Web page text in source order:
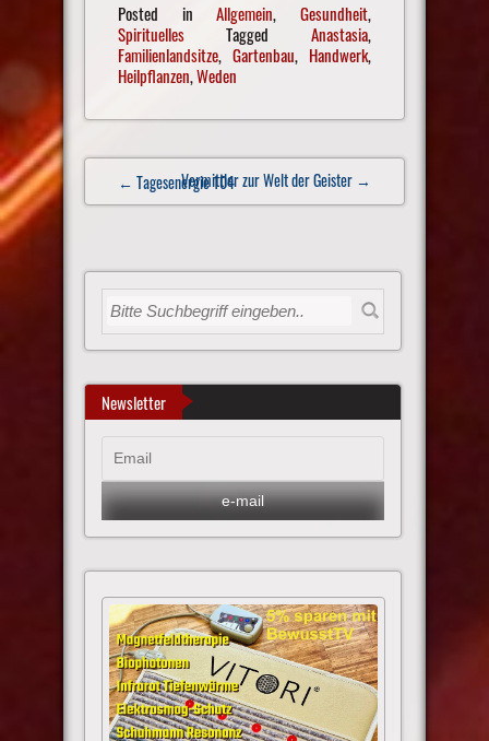
Posted inAllgemein,Gesundheit,
SpirituellesTaggedAnastasia,
Familienlandsitze, Gartenbau, Handwerk,
Heilpflanzen,Weden
Post
navigation
← Tagesenergie 104Vermittler zur Welt der Geister →
Newsletter